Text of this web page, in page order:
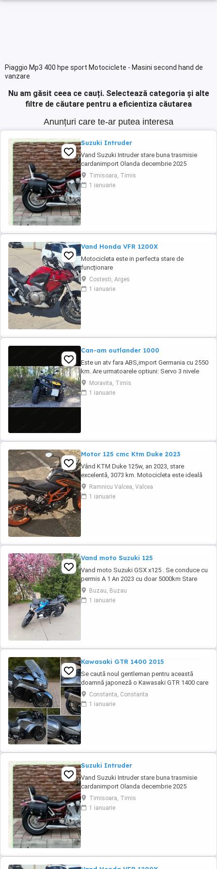
Piaggio Mp3 400 hpe sport Motociclete - Masini second hand de
vanzare
Nu am găsit ceea ce cauți. Selectează categoria și alte
filtre de căutare pentru a eficientiza căutarea
Anunțuri care te-ar putea interesa
Suzuki Intruder
Vand Suzuki Intruder stare buna trasmisie
cardanimport Olanda decembrie 2025
inmatriculat RO IN FEBRUARIE Nu raspund la
mesaje.Schimb cu ATV plus sau minus
diferenta
Timisoara, Timis
1 ianuarie
Vand Honda VFR 1200X
Motocicleta este in perfecta stare de
funcționare
Costesti, Arges
1 ianuarie
Can-am outlander 1000
Este un atv fara ABS,import Germania cu 2550
km. Are urmatoarele optiuni: Servo 3 nivele
Suspensie FOX cu rebound Bullbar fata
Bullbar spate Handguardurile Can am Jante
beadlock
Moravita, Timis
1 ianuarie
Motor 125 cmc Ktm Duke 2023
Vând KTM Duke 125w, an 2023, stare
excelentă, 3073 km. Motocicleta este ideală
pentru începători sau pentru oraș. Fără daune,
lovituri!
Ramnicu Valcea, Valcea
1 ianuarie
Vand moto Suzuki 125
Vand moto Suzuki GSX x125 . Se conduce cu
permis A 1 An 2023 cu doar 5000km Stare
impecabila , fara cazaturi ITP valabil pana in
noiembrie 2027 Revizii si schimb de ulei in
service autorizat
Buzau, Buzau
1 ianuarie
Kawasaki GTR 1400 2015
Se caută noul gentleman pentru această
doamnă japoneză o Kawasaki GTR 1400 care
încă întoarce priviri și iubește kilometrii. A fost
răsfățată, întreținută la timp și tratată cu
respect. O dau doar cuiva care va avea grijă
Constanta, Constanta
1 ianuarie
Suzuki Intruder
Vand Suzuki Intruder stare buna trasmisie
cardanimport Olanda decembrie 2025
inmatriculat RO IN FEBRUARIE Nu raspund la
mesaje.Schimb cu ATV plus sau minus
diferenta
Timisoara, Timis
1 ianuarie